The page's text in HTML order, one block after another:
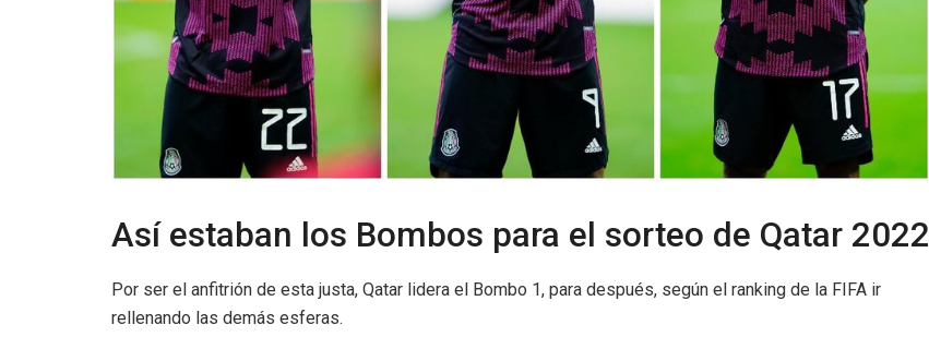
Así estaban los Bombos para el sorteo de Qatar 2022
Por ser el anfitrión de esta justa, Qatar lidera el Bombo 1, para después, según el ranking de la FIFA ir
rellenando las demás esferas.